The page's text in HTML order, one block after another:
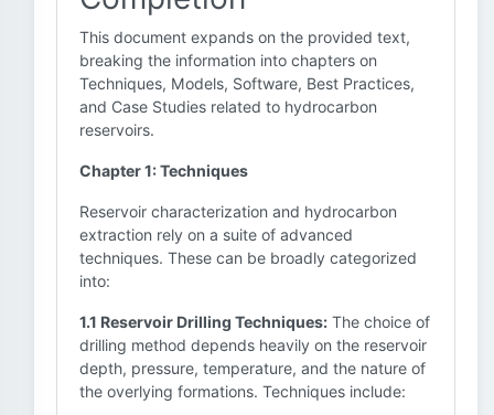
This document expands on the provided text,
breaking the information into chapters on
Techniques, Models, Software, Best Practices,
and Case Studies related to hydrocarbon
reservoirs.
Chapter 1: Techniques
Reservoir characterization and hydrocarbon
extraction rely on a suite of advanced
techniques. These can be broadly categorized
into:
1.1 Reservoir Drilling Techniques: The choice of
drilling method depends heavily on the reservoir
depth, pressure, temperature, and the nature of
the overlying formations. Techniques include: